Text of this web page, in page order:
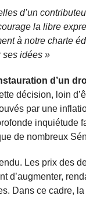
d’un
la libre
à notre charte
ses idées »
d’un
décision, loin
par une
inquiétude
de nombreux
Les prix des
d’augmenter,
Dans ce cadre, la